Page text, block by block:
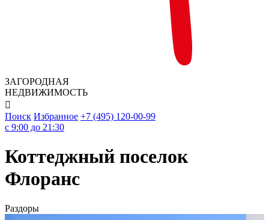
ЗАГОРОДНАЯ
НЕДВИЖИМОСТЬ

Поиск Избранное +7 (495) 120-00-99
c 9:00 до 21:30
Коттеджный поселок
Флоранс
Раздоры